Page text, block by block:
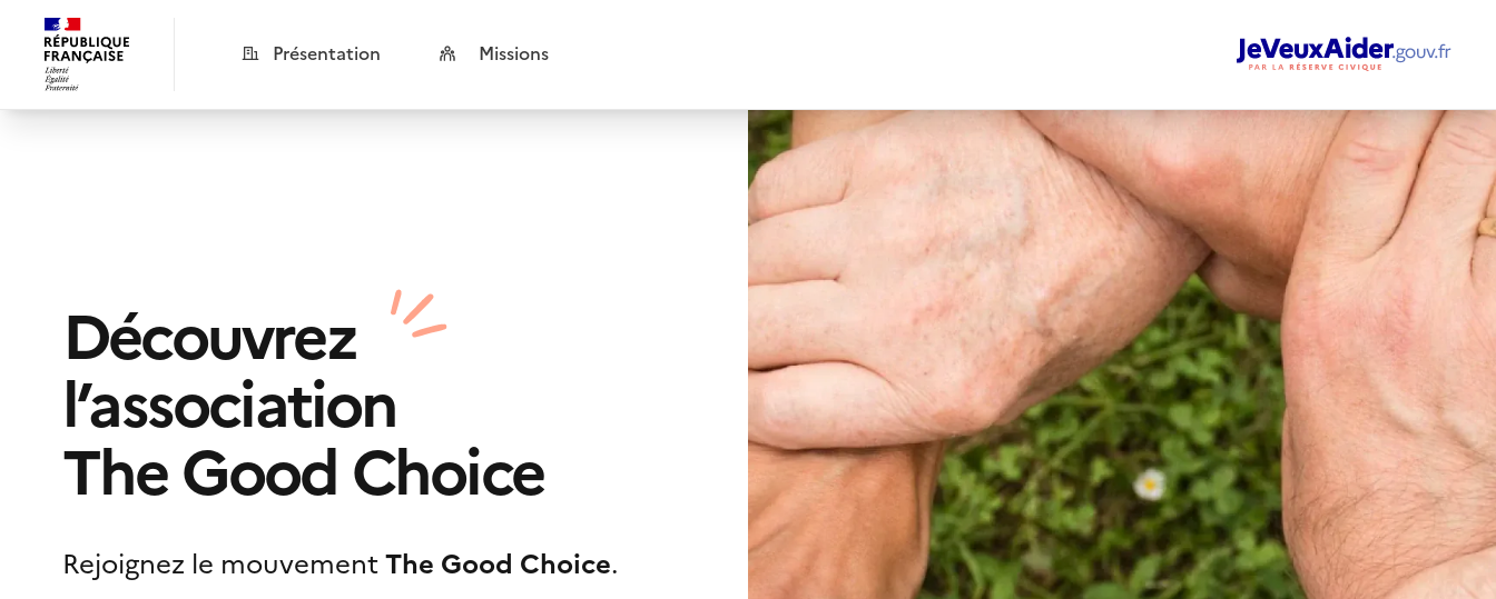
Présentation Missions
Découvrez
l’association
The Good Choice
Rejoignez le mouvementThe Good Choice.